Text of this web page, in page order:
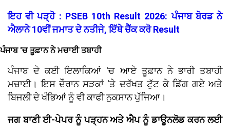
ਇਹ ਵੀ ਪੜ੍ਹੋ : PSEB 10th Result 2026: ਪੰਜਾਬ ਬੋਰਡ ਨੇ
ਐਲਾਨੇ 10ਵੀਂ ਜਮਾਤ ਦੇ ਨਤੀਜੇ, ਇੱਥੇ ਚੈੱਕ ਕਰੋ Result
ਪੰਜਾਬ 'ਚ ਤੂਫ਼ਾਨ ਨੇ ਮਚਾਈ ਤਬਾਹੀ
ਪੰਜਾਬ ਦੇ ਕਈ ਇਲਾਕਿਆਂ 'ਚ ਆਏ ਤੂਫ਼ਾਨ ਨੇ ਭਾਰੀ ਤਬਾਹੀ
ਮਚਾਈ। ਇਸ ਦੌਰਾਨ ਸੜਕਾਂ 'ਤੇ ਦਰੱਖਤ ਟੁੱਟ ਕੇ ਡਿੱਗ ਗਏ ਅਤੇ
ਬਿਜਲੀ ਦੇ ਖੰਭਿਆਂ ਨੂੰ ਵੀ ਕਾਫੀ ਨੁਕਸਾਨ ਪੁੱਜਿਆ।
ਜਗ ਬਾਣੀ ਈ-ਪੇਪਰ ਨੂੰ ਪੜ੍ਹਨ ਅਤੇ ਐਪ ਨੂੰ ਡਾਊਨਲੋਡ ਕਰਨ ਲਈ